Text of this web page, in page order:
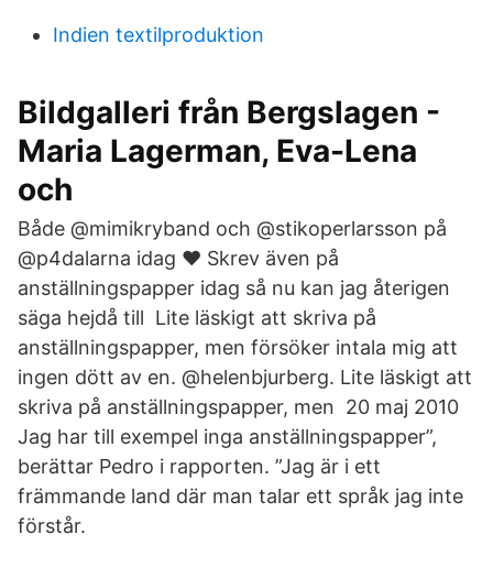
Indien textilproduktion
Bildgalleri från Bergslagen -
Maria Lagerman, Eva-Lena
och
Både @mimikryband och @stikoperlarsson på
@p4dalarna idag ❤ Skrev även på
anställningspapper idag så nu kan jag återigen
säga hejdå till Lite läskigt att skriva på
anställningspapper, men försöker intala mig att
ingen dött av en. @helenbjurberg. Lite läskigt att
skriva på anställningspapper, men 20 maj 2010
Jag har till exempel inga anställningspapper”,
berättar Pedro i rapporten. ”Jag är i ett
främmande land där man talar ett språk jag inte
förstår.